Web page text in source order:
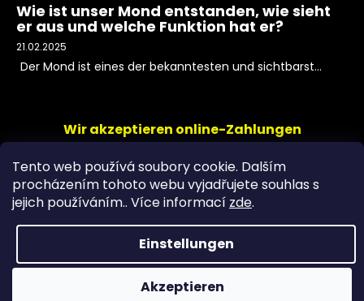
Tento web používá soubory cookie. Dalším
procházením tohoto webu vyjadřujete souhlas s
jejich používáním.. Více informací zde.
Einstellungen
Akzeptieren
Wie ist unser Mond entstanden, wie sieht
er aus und welche Funktion hat er?
21.02.2025
Der Mond ist eines der bekanntesten und sichtbarst...
Wir akzeptieren online-Zahlungen
Copyright 2026PeltramMinerals. Alle Rechte
vorbehalten.